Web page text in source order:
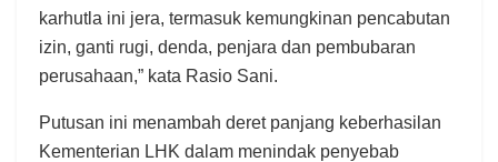
karhutla ini jera, termasuk kemungkinan pencabutan
izin, ganti rugi, denda, penjara dan pembubaran
perusahaan,” kata Rasio Sani.
Putusan ini menambah deret panjang keberhasilan
Kementerian LHK dalam menindak penyebab